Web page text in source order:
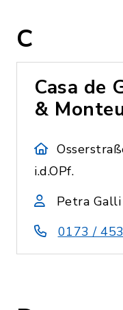
C
Casa de
&
i.d.OPf.
Petra Galli
0173 /